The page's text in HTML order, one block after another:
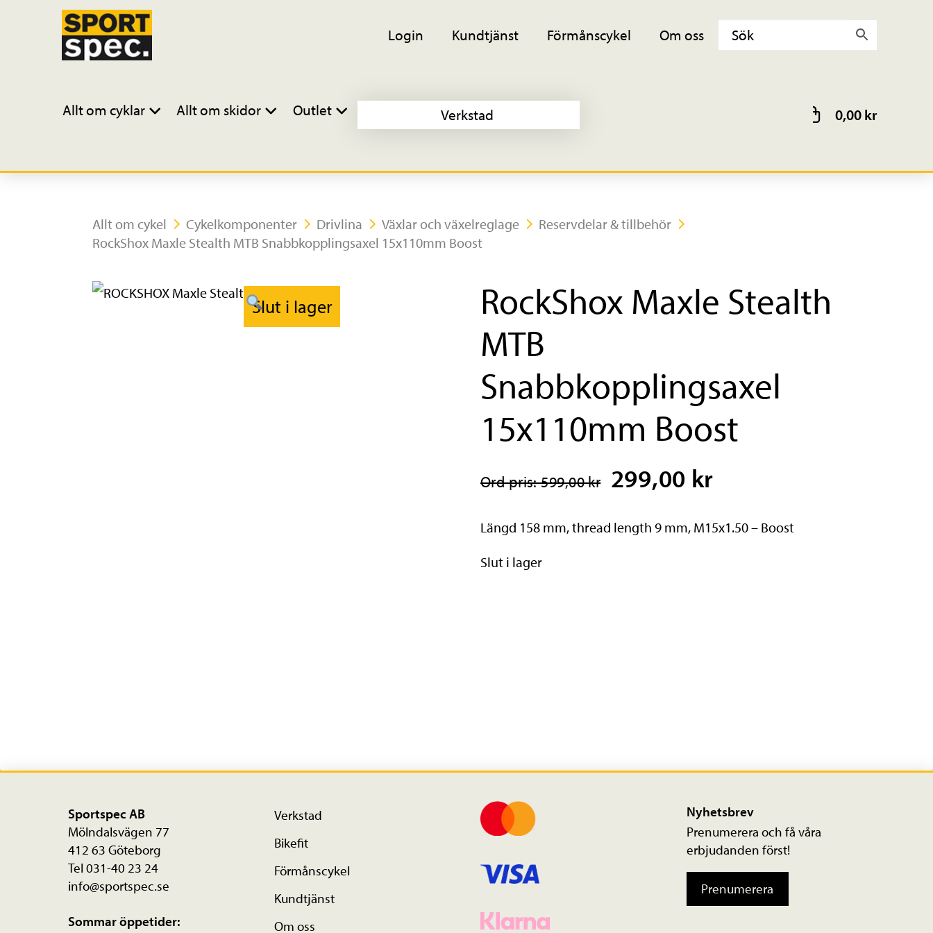
Login Kundtjänst Förmånscykel Om oss
Allt om cyklar Allt om skidor Outlet Verkstad 0,00kr
Allt om cykel Cykelkomponenter Drivlina Växlar och växelreglage
Reservdelar & tillbehör
RockShox Maxle Stealth MTB Snabbkopplingsaxel 15x110mm Boost
Slut i lager
RockShox Maxle Stealth
MTB
Snabbkopplingsaxel
15x110mm Boost
Ord pris: 599,00 kr 299,00 kr
Längd 158 mm, thread length 9 mm, M15x1.50 – Boost
Slut i lager
Sportspec AB
Mölndalsvägen 77
412 63 Göteborg
Tel 031-40 23 24
info@sportspec.se
Sommar öppetider:
Verkstad
Bikefit
Förmånscykel
Kundtjänst
Om oss
Nyhetsbrev
Prenumerera och få våra
erbjudanden först!
Prenumerera